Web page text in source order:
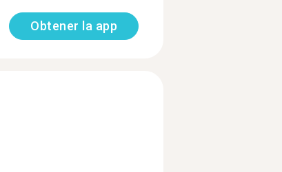
Obtener la app